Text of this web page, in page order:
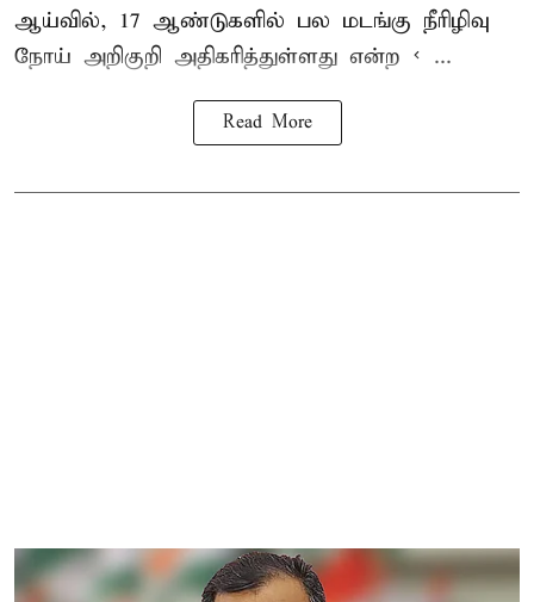
ஆய்வில், 17 ஆண்டுகளில் பல மடங்கு நீரிழிவு
நோய் அறிகுறி அதிகரித்துள்ளது என்ற < ...
Read More